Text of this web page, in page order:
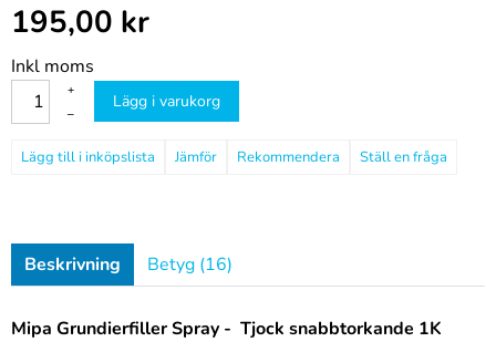
195,00 kr
Inkl moms
+
–
Lägg i varukorg
Jämför Rekommendera Ställ en fråga
Beskrivning Betyg (16)
Mipa Grundierfiller Spray - Tjock snabbtorkande 1K